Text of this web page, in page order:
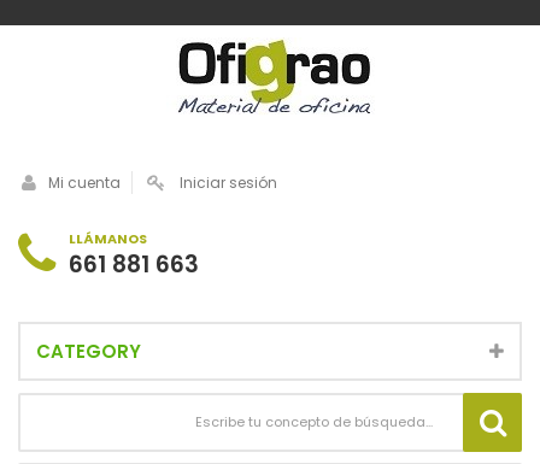
Mi cuenta Iniciar sesión
LLÁMANOS
661 881 663
CATEGORY